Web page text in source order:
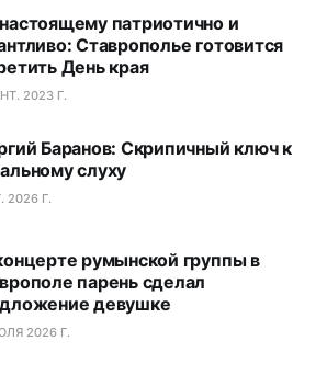
патриотично и
Ставрополье готовится
День края
2023 Г.
Баранов: Скрипичный ключ к
слуху
2026 Г.
румынской группы в
парень сделал
девушке
2026 Г.